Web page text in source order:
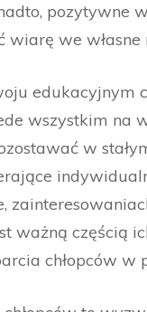
pozytywne
we
edukacyjnym
wszystkim
w
ważną częścią
chłopców w